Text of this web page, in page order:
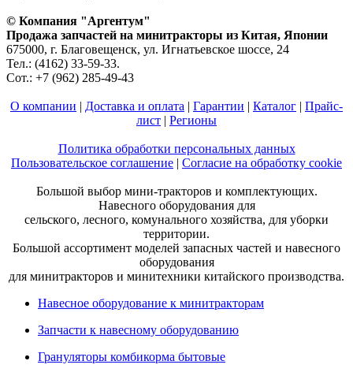
© Компания "Аргентум"
Продажа запчастей на минитракторы из Китая, Японии
675000, г. Благовещенск, ул. Игнатьевское шоссе, 24
Тел.: (4162) 33-59-33.
Сот.: +7 (962) 285-49-43
О компании | Доставка и оплата | Гарантии | Каталог | Прайс-
лист | Регионы
Политика обработки персональных данных
Пользовательское соглашение | Согласие на обработку cookie
Большой выбор мини-тракторов и комплектующих.
Навесного оборудования для
сельского, лесного, комунального хозяйства, для уборки
территории.
Большой ассортимент моделей запасных частей и навесного
оборудования
для минитракторов и минитехники китайского производства.
Навесное оборудование к минитракторам
Запчасти к навесному оборудованию
Грануляторы комбикорма бытовые